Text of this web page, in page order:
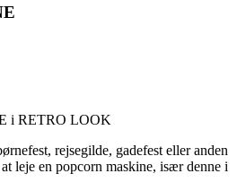
i RETRO LOOK
rejsegilde, gadefest eller anden
leje en popcorn maskine, især denne i